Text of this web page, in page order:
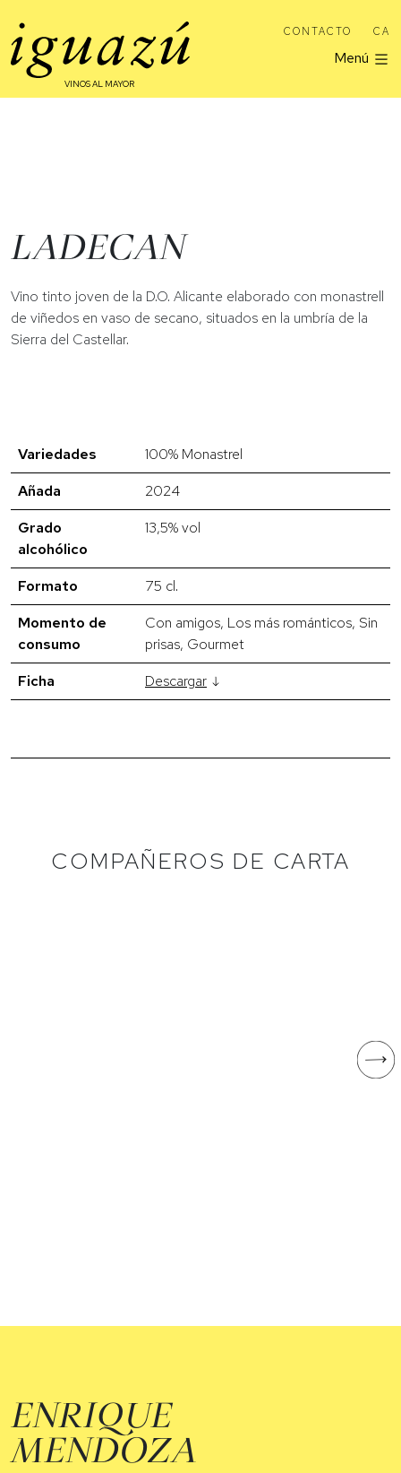
CONTACTO CA
Menú
VINOS AL MAYOR
LADECAN
Vino tinto joven de la D.O. Alicante elaborado con monastrell
de viñedos en vaso de secano, situados en la umbría de la
Sierra del Castellar.
Variedades
100% Monastrel
Añada
2024
Grado
alcohólico
13,5% vol
Formato
75 cl.
Momento de
consumo
Con amigos, Los más románticos, Sin
prisas, Gourmet
Ficha
Descargar
COMPAÑEROS DE CARTA
ENRIQUE
MENDOZA